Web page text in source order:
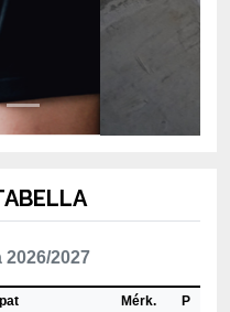
2027
Győr 2 4